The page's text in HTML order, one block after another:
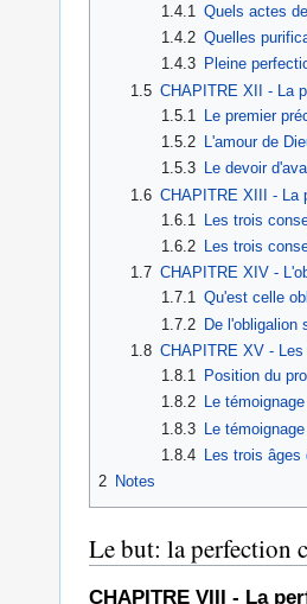
1.4.1
Quels actes
1.4.2 Quelles
1.4.3 Pleine
1.5 CHAPITRE XII - La
1.5.1
Le premier
1.5.2 L'amour de
1.5.3 Le devoir
1.6 CHAPITRE XIII - La
1.6.1
Les trois
1.6.2 Les trois
1.7 CHAPITRE XIV -
1.7.1 Qu'est celle
1.7.2 De l'obligalion
1.8 CHAPITRE XV -
1.8.1 Position du
1.8.2 Le
1.8.3 Le
1.8.4
Les trois
2 Notes
Le but: la perfection
CHAPITRE VIII - La